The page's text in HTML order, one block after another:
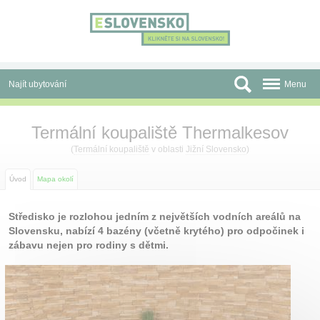
Najít ubytování
Slevy a Last Minute
Autobusové zájezdy
Před cestou
Atrakce
O nás
Menu
Termální koupaliště Thermalkesov
(Termální koupaliště v oblasti Jižní Slovensko)
Úvod Mapa okolí
Středisko je rozlohou jedním z největších vodních areálů na
Slovensku, nabízí 4 bazény (včetně krytého) pro odpočinek i
zábavu nejen pro rodiny s dětmi.